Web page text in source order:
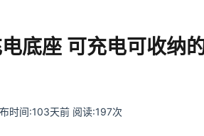
底座 可充电可收纳
时间:103天前 阅读:197次